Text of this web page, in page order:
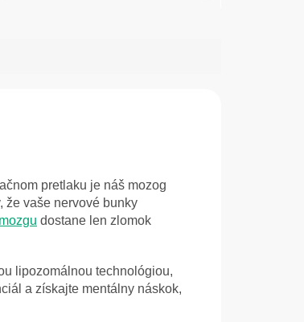
pretlaku je náš mozog
že vaše nervové bunky
mozgu dostane len zlomok
lipozomálnou technológiou,
a získajte mentálny náskok,